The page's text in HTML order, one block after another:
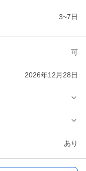
3~7日
可
2026年12月28日
あり